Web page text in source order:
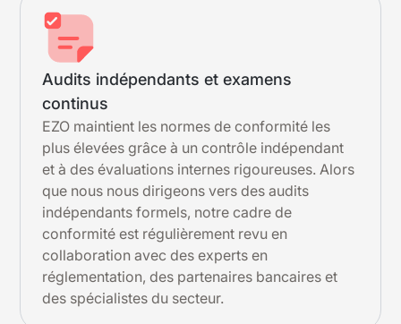
Audits indépendants et examens
continus
EZO maintient les normes de conformité les
plus élevées grâce à un contrôle indépendant
et à des évaluations internes rigoureuses. Alors
que nous nous dirigeons vers des audits
indépendants formels, notre cadre de
conformité est régulièrement revu en
collaboration avec des experts en
réglementation, des partenaires bancaires et
des spécialistes du secteur.